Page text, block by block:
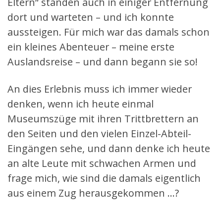
dort und warteten – und ich konnte
aussteigen. Für mich war das damals schon
ein kleines Abenteuer – meine erste
Auslandsreise – und dann begann sie so!
An dies Erlebnis muss ich immer wieder
denken, wenn ich heute einmal
Museumszüge mit ihren Trittbrettern an
den Seiten und den vielen Einzel-Abteil-
Eingängen sehe, und dann denke ich heute
an alte Leute mit schwachen Armen und
frage mich, wie sind die damals eigentlich
aus einem Zug herausgekommen …?